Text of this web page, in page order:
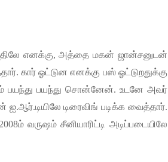
எனக்கு,அத்தை மகன் ஜான்சனுடன்
. கார் ஓட்டுன எனக்கு பஸ் ஓட்டுறதுக்கு
பயந்து பயந்து சொன்னேன். உடனே அவர்
ஐ.ஆர்.டியிலே டிரைவிங் படிக்க வைத்தார்.
ம் வருஷம் சீனியாரிட்டி அடிப்படையிலே